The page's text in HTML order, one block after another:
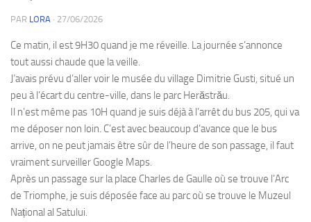
PAR LORA · 27/06/2026
Ce matin, il est 9H30 quand je me réveille. La journée s’annonce
tout aussi chaude que la veille.
J’avais prévu d’aller voir le musée du village Dimitrie Gusti, situé un
peu à l’écart du centre-ville, dans le parc Herăstrău.
Il n’est même pas 10H quand je suis déjà à l’arrêt du bus 205, qui va
me déposer non loin. C’est avec beaucoup d’avance que le bus
arrive, on ne peut jamais être sûr de l’heure de son passage, il faut
vraiment surveiller Google Maps.
Après un passage sur la place Charles de Gaulle où se trouve l’Arc
de Triomphe, je suis déposée face au parc où se trouve le Muzeul
Național al Satului.